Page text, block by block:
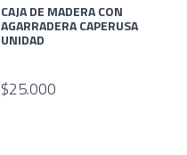
CAJA DE MADERA CON
AGARRADERA CAPERUSA
UNIDAD
$25.000